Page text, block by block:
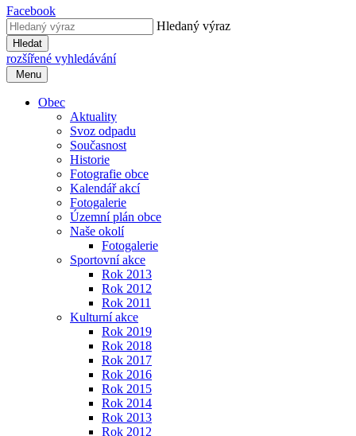
Facebook
Hledaný výraz
Hledat
rozšířené vyhledávání
Menu
Obec
Aktuality
Svoz odpadu
Současnost
Historie
Fotografie obce
Kalendář akcí
Fotogalerie
Územní plán obce
Naše okolí
Fotogalerie
Sportovní akce
Rok 2013
Rok 2012
Rok 2011
Kulturní akce
Rok 2019
Rok 2018
Rok 2017
Rok 2016
Rok 2015
Rok 2014
Rok 2013
Rok 2012